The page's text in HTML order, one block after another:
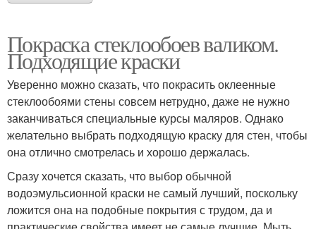
Покраска стеклообоев валиком.
Подходящие краски
Уверенно можно сказать, что покрасить оклеенные
стеклообоями стены совсем нетрудно, даже не нужно
заканчиваться специальные курсы маляров. Однако
желательно выбрать подходящую краску для стен, чтобы
она отлично смотрелась и хорошо держалась.
Сразу хочется сказать, что выбор обычной
водоэмульсионной краски не самый лучший, поскольку
ложится она на подобные покрытия с трудом, да и